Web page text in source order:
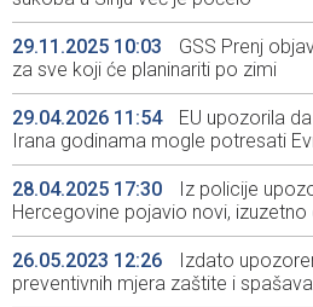
29.11.2025 10:03
GSS Prenj
za sve koji će planinariti po zimi
29.04.2026 11:54
EU upozorila
Irana godinama mogle potresati
28.04.2025 17:30
Iz policije
Hercegovine pojavio novi,
26.05.2023 12:26
Izdato
preventivnih mjera zaštite i